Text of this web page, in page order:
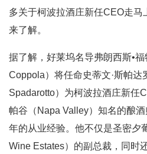
多关于柯波拉酒庄新任CEO走马
来了解。
据了解，好莱坞名导弗朗西斯•
Coppola）将任命史蒂文·斯帕达
Spadarotto）为柯波拉酒庄新任
帕谷（Napa Valley）知名的酿
年的从业经验。他不仅是圣密夕
Wine Estates）的副总裁，同时